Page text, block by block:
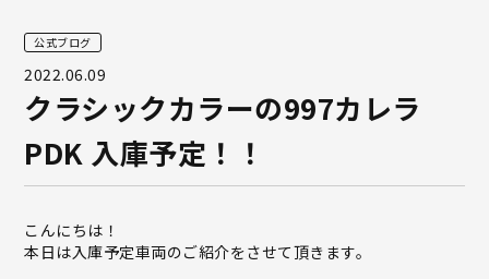
公式ブログ
2022.06.09
クラシックカラーの997カレラ
PDK 入庫予定！！
こんにちは！
本日は入庫予定車両のご紹介をさせて頂きます。